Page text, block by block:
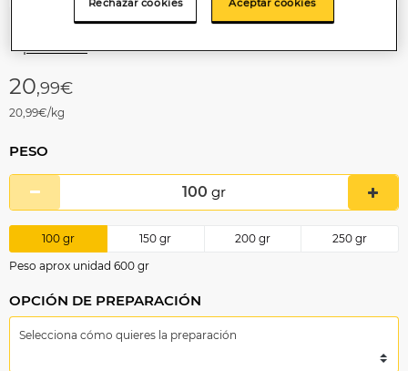
Información importante sobre la preparación del
producto.
20,99€
20,99€/kg
PESO
100 gr
100 gr 150 gr 200 gr 250 gr
Peso aprox unidad 600 gr
OPCIÓN DE PREPARACIÓN
Selecciona cómo quieres la preparación